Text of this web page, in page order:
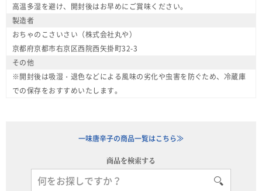
高温多湿を避け、開封後はお早めにご賞味ください。
製造者
おちゃのこさいさい（株式会社丸や）
京都府京都市右京区西院西矢掛町32-3
その他
※開封後は吸湿・退色などによる風味の劣化や虫害を防ぐため、冷蔵庫
での保存をおすすめいたします。
一味唐辛子の商品一覧はこちら≫
商品を検索する